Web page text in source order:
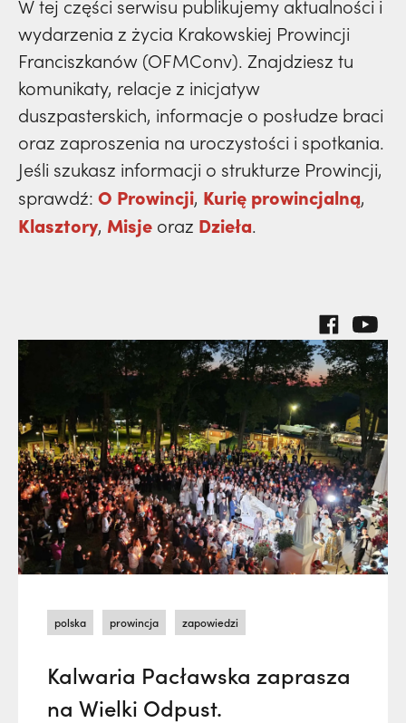
klasztory
kuria prowincjalna
ochrona małoletnich
święci
dzieła
misje
klasztory
kuria prowincjalna
ochrona małoletnich
powołanie
dzieła
misje
klasztory
kuria prowincjalna
wydarzenia
prowincja
powołanie
dzieła
misje
klasztory
33) | o. Zdzisław Kijas,Otwierał misję w
Pariacoto. Wrócił na pogrzeb braci. |
JESTEM
W tej części serwisu publikujemy aktualności i
wydarzenia z życia Krakowskiej Prowincji
Franciszkanów (OFMConv). Znajdziesz tu
komunikaty, relacje z inicjatyw
duszpasterskich, informacje o posłudze braci
oraz zaproszenia na uroczystości i spotkania.
Jeśli szukasz informacji o strukturze Prowincji,
sprawdź: O Prowincji, Kurię prowincjalną,
Klasztory, Misje oraz Dzieła.
polska prowincja zapowiedzi
Kalwaria Pacławska zaprasza
na Wielki Odpust.